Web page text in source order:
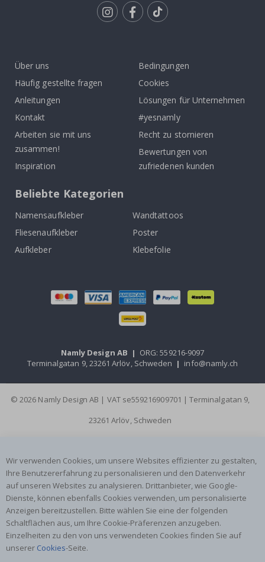
Über uns
Häufig gestellte fragen
Anleitungen
Kontakt
Arbeiten sie mit uns
zusammen!
Inspiration
Bedingungen
Cookies
Lösungen für Unternehmen
#yesnamly
Recht zu stornieren
Bewertungen von
zufriedenen kunden
Beliebte Kategorien
Namensaufkleber
Wandtattoos
Fliesenaufkleber
Poster
Aufkleber
Klebefolie
Namly Design AB | ORG: 559216-9097
Terminalgatan 9, 23261 Arlöv, Schweden | info@namly.ch
© 2026 Namly Design AB | VAT se559216909701 | Terminalgatan 9,
23261 Arlöv, Schweden
Wir verwenden Cookies, um unsere Websites effizienter zu gestalten,
Ihre Benutzererfahrung zu personalisieren und den Datenverkehr
auf unseren Websites zu analysieren. Drittanbieter, wie Google-
Dienste, können ebenfalls Cookies verwenden, um personalisierte
Anzeigen bereitzustellen. Bitte wählen Sie eine der folgenden
Schaltflächen aus, um Ihre Cookie-Präferenzen anzugeben.
Einzelheiten zu den von uns verwendeten Cookies finden Sie auf
unserer Cookies-Seite.